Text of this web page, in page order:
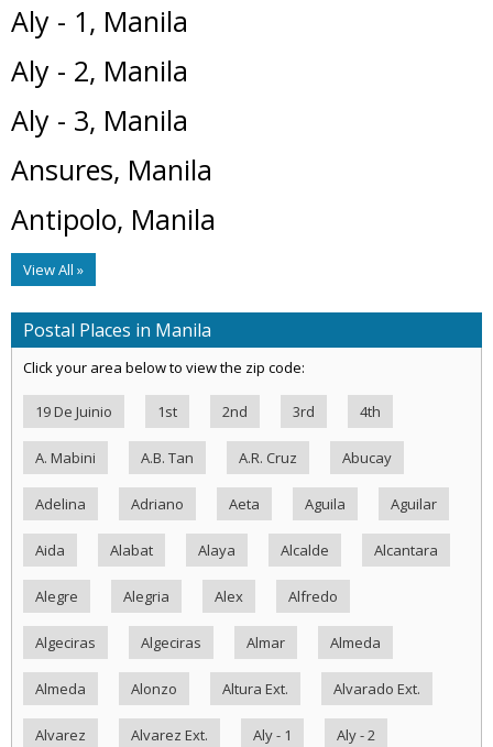
Aly - 1, Manila
Aly - 2, Manila
Aly - 3, Manila
Ansures, Manila
Antipolo, Manila
View All »
Postal Places in Manila
Click your area below to view the zip code:
19 De Juinio 1st 2nd 3rd 4th
A. Mabini A.B. Tan A.R. Cruz Abucay
Adelina Adriano Aeta Aguila Aguilar
Aida Alabat Alaya Alcalde Alcantara
Alegre Alegria Alex Alfredo
Algeciras Algeciras Almar Almeda
Almeda Alonzo Altura Ext. Alvarado Ext.
Alvarez Alvarez Ext. Aly - 1 Aly - 2